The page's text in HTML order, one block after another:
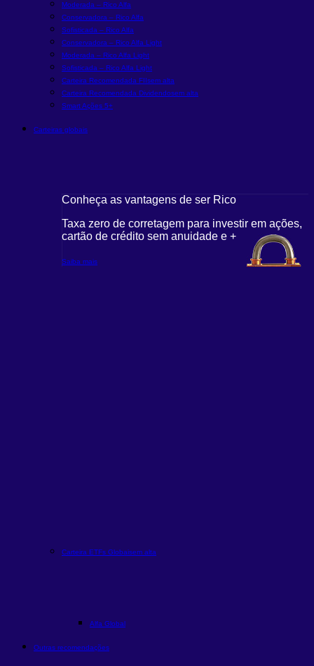
Moderada – Rico Alfa
Conservadora – Rico Alfa
Sofisticada – Rico Alfa
Conservadora – Rico Alfa Light
Moderada – Rico Alfa Light
Sofisticada – Rico Alfa Light
Carteira Recomendada FIIsem alta
Carteira Recomendada Dividendosem alta
Smart Ações 5+
Carteiras globais
Conheça as vantagens de ser Rico
Taxa zero de corretagem para investir em ações,
cartão de crédito sem anuidade e +
Saiba mais
Carteira ETFs Globaisem alta
Alfa Global
Outras recomendações